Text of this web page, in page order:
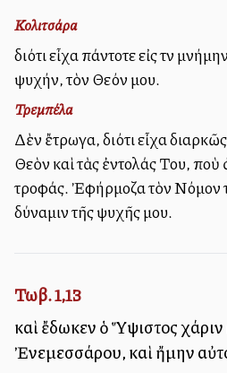
Κολιτσάρα
διότι εἶχα πάντοτε εἰς τὴν
ψυχήν, τὸν Θεόν μου.
Τρεμπέλα
Δὲν ἔτρωγα, διότι εἶχα
Θεὸν καὶ τὰς ἐντολάς Του,
τροφάς. Ἐφήρμοζα τὸν Νόμον
δύναμιν τῆς ψυχῆς μου.
Τωβ. 1,13
καὶ ἔδωκεν ὁ Ὕψιστος
Ἐνεμεσσάρου, καὶ ἤμην